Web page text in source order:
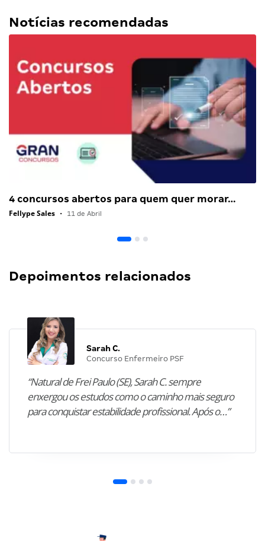
Notícias recomendadas
4 concursos abertos para quem quer morar…
Fellype Sales • 11 de Abril
Depoimentos relacionados
Sarah C.
Concurso Enfermeiro PSF
“Natural de Frei Paulo (SE), Sarah C. sempre
enxergou os estudos como o caminho mais seguro
para conquistar estabilidade profissional. Após o…”